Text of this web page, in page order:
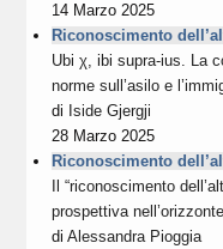
14 Marzo 2025
Riconoscimento
Ubi χ, ibi supra-ius. La
norme sull’asilo e
di Iside Gjergji
28 Marzo 2025
Riconoscimento
Il “riconoscimento
prospettiva
diAlessandra Pioggia